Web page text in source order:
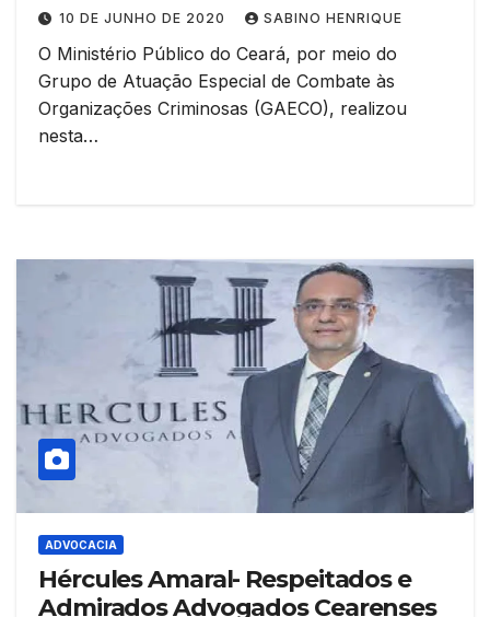
10 DE JUNHO DE 2020 SABINO HENRIQUE
O Ministério Público do Ceará, por meio do
Grupo de Atuação Especial de Combate às
Organizações Criminosas (GAECO), realizou
nesta…
ADVOCACIA
Hércules Amaral- Respeitados e
Admirados Advogados Cearenses